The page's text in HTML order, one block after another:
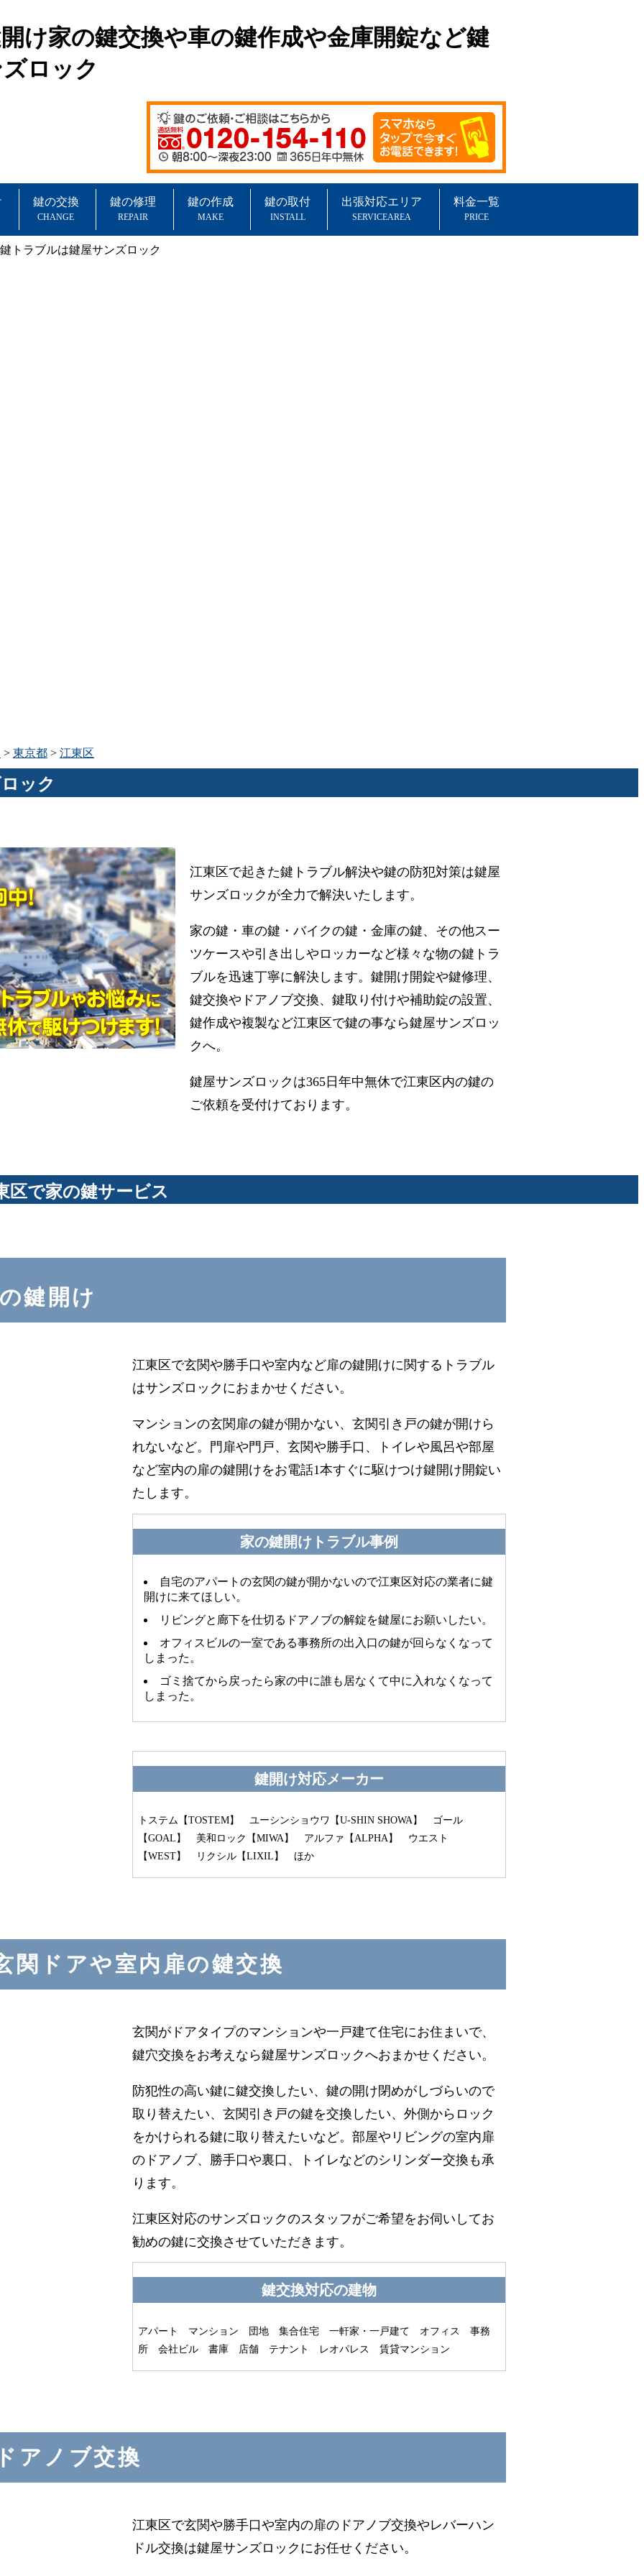
け家の鍵交換や車の鍵作成や金庫開錠など鍵
ロック
鍵の交換
CHANGE
鍵の修理
REPAIR
鍵の作成
MAKE
鍵の取付
INSTALL
出張対応エリア
SERVICEAREA
料金一覧
PRICE
> 東京都 > 江東区
ック
江東区で起きた鍵トラブル解決や鍵の防犯対策は鍵屋
サンズロックが全力で解決いたします。
家の鍵・車の鍵・バイクの鍵・金庫の鍵、その他スー
ツケースや引き出しやロッカーなど様々な物の鍵トラ
ブルを迅速丁寧に解決します。鍵開け開錠や鍵修理、
鍵交換やドアノブ交換、鍵取り付けや補助錠の設置、
鍵作成や複製など江東区で鍵の事なら鍵屋サンズロッ
クへ。
鍵屋サンズロックは365日年中無休で江東区内の鍵の
ご依頼を受付けております。
区で家の鍵サービス
鍵開け
江東区で玄関や勝手口や室内など扉の鍵開けに関するトラブル
はサンズロックにおまかせください。
マンションの玄関扉の鍵が開かない、玄関引き戸の鍵が開けら
れないなど。門扉や門戸、玄関や勝手口、トイレや風呂や部屋
など室内の扉の鍵開けをお電話1本すぐに駆けつけ鍵開け開錠い
たします。
家の鍵開けトラブル事例
自宅のアパートの玄関の鍵が開かないので江東区対応の業者に鍵
開けに来てほしい。
リビングと廊下を仕切るドアノブの解錠を鍵屋にお願いしたい。
オフィスビルの一室である事務所の出入口の鍵が回らなくなって
しまった。
ゴミ捨てから戻ったら家の中に誰も居なくて中に入れなくなって
しまった。
鍵開け対応メーカー
トステム【TOSTEM】 ユーシンショウワ【U-SHIN SHOWA】 ゴール
【GOAL】 美和ロック【MIWA】 アルファ【ALPHA】 ウエスト
【WEST】 リクシル【LIXIL】 ほか
関ドアや室内扉の鍵交換
玄関がドアタイプのマンションや一戸建て住宅にお住まいで、
鍵穴交換をお考えなら鍵屋サンズロックへおまかせください。
防犯性の高い鍵に鍵交換したい、鍵の開け閉めがしづらいので
取り替えたい、玄関引き戸の鍵を交換したい、外側からロック
をかけられる鍵に取り替えたいなど。部屋やリビングの室内扉
のドアノブ、勝手口や裏口、トイレなどのシリンダー交換も承
ります。
江東区対応のサンズロックのスタッフがご希望をお伺いしてお
勧めの鍵に交換させていただきます。
鍵交換対応の建物
アパート マンション 団地 集合住宅 一軒家・一戸建て オフィス 事務
所 会社ビル 書庫 店舗 テナント レオパレス 賃貸マンション
アノブ交換
江東区で玄関や勝手口や室内の扉のドアノブ交換やレバーハン
ドル交換は鍵屋サンズロックにお任せください。